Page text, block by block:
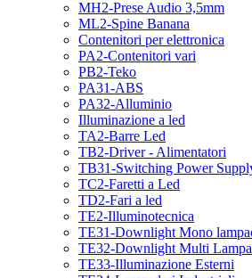
MH2-Prese Audio 3,5mm
ML2-Spine Banana
Contenitori per elettronica
PA2-Contenitori vari
PB2-Teko
PA31-ABS
PA32-Alluminio
Illuminazione a led
TA2-Barre Led
TB2-Driver - Alimentatori
TB31-Switching Power
TC2-Faretti a Led
TD2-Fari a led
TE2-Illuminotecnica
TE31-Downlight Mono
TE32-Downlight Multi
TE33-Illuminazione Esterni